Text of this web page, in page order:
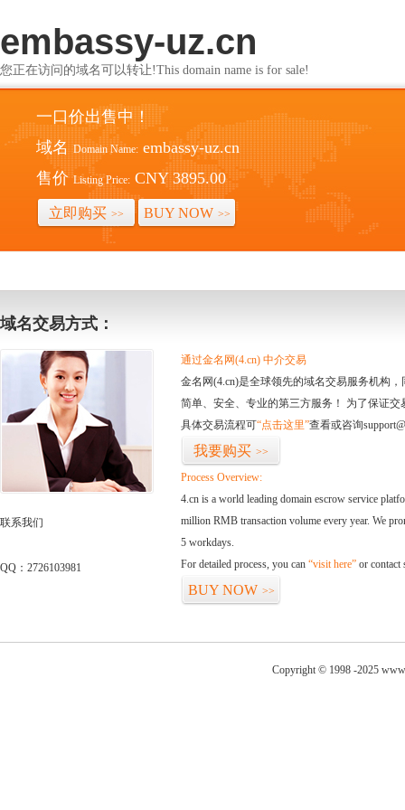
embassy-uz.cn
您正在访问的域名可以转让!This domain name is for sale!
一口价出售中！
域名 Domain Name: embassy-uz.cn
售价 Listing Price: CNY 3895.00
立即购买 >> BUY NOW >>
域名交易方式：
联系我们
QQ：2726103981
通过金名网(4.cn) 中介交易
金名网(4.cn)是全球领先的域名交易服务机构
简单、安全、专业的第三方服务！ 为了保证
具体交易流程可“点击这里”查看或咨询
我要购买 >>
Process Overview:
4.cn is a world leading domain escrow service
million RMB transaction volume every year. We
5 workdays.
For detailed process, you can “visit here” or contact
BUY NOW >>
Copyright © 1998 -2025